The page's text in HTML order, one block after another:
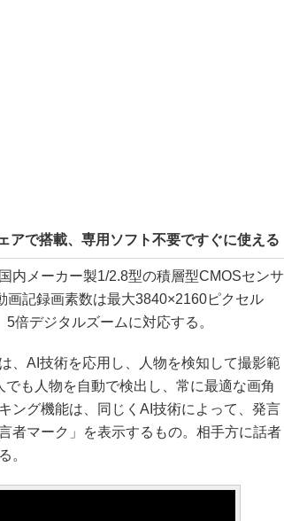
アで搭載、専用ソフト不要ですぐに使える
内メーカー製1/2.8型の積層型CMOSセンサ
画記録画素数は最大3840×2160ピクセル
倍デジタルズームに対応する。
、AI技術を応用し、人物を検知して撮影範
も人物を自動で検出し、常に最適な画角
ング機能は、同じくAI技術によって、発言
者マーク」を表示するもの。相手方に話者
。